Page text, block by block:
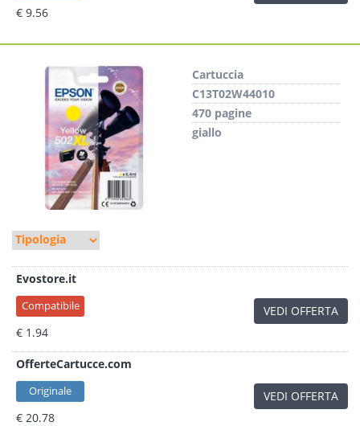
€ 9.56
Cartuccia
C13T02W44010
470 pagine
giallo
Evostore.it
Compatibile
€ 1.94
VEDI OFFERTA
OfferteCartucce.com
Originale
€ 20.78
VEDI OFFERTA